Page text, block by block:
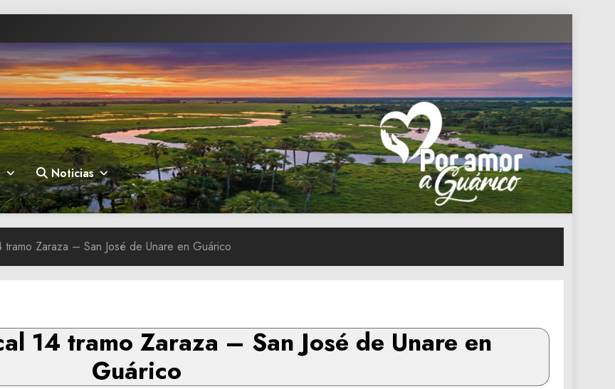
Noticias
tramo Zaraza – San José de Unare en Guárico
14 tramo Zaraza – San José de Unare en
Guárico